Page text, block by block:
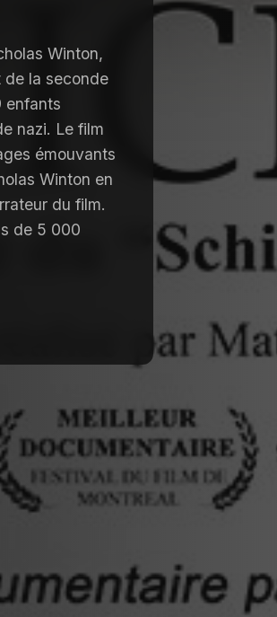
Winton,
de la seconde
enfants
nazi. Le film
émouvants
Winton en
du film.
de 5 000